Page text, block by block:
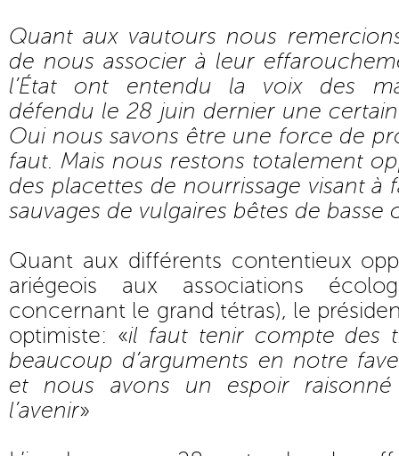
Quant aux vautours nous
de nous associer à leur
l’État ont entendu la voix des
défendu le 28 juin dernier une
Oui nous savons être une force de
faut. Mais nous restons totalement
des placettes de nourrissage visant à
sauvages de vulgaires bêtes de basse
Quant aux différents contentieux
ariégeois aux associations
concernant le grand tétras), le
optimiste: «il faut tenir compte des
beaucoup d’arguments en notre
et nous avons un espoir
l’avenir»